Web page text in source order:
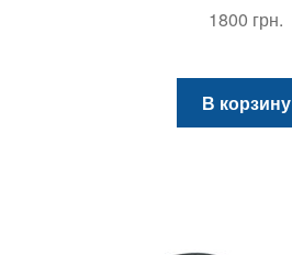
1800 грн.
В корзину